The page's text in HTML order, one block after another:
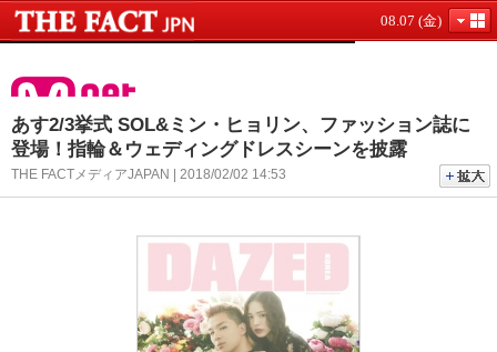
08.07 (金)
あす2/3挙式 SOL&ミン・ヒョリン、ファッション誌に
登場！指輪＆ウェディングドレスシーンを披露
THE FACTメディアJAPAN | 2018/02/02 14:53